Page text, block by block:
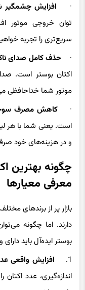
· افزایش چشمگیر
توان خروجی موتور
سریع‌تری را تجربه
·حذف کامل صدای
اکتان بوستر است.
موتور شما خداحافظی
·کاهش مصرف
است. یعنی شما با هر
و در هزینه‌های خود
چگونه بهترین
معرفی معیارها
بازار پر از برندهای
دارند. اما چگونه
بوستر ایده‌آل باید
1.
افزایش واقعی
اندازه‌گیری، عدد